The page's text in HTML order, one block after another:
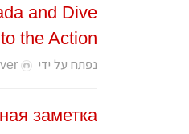
and Dive
the Action!
נפתח על ידי
заметка